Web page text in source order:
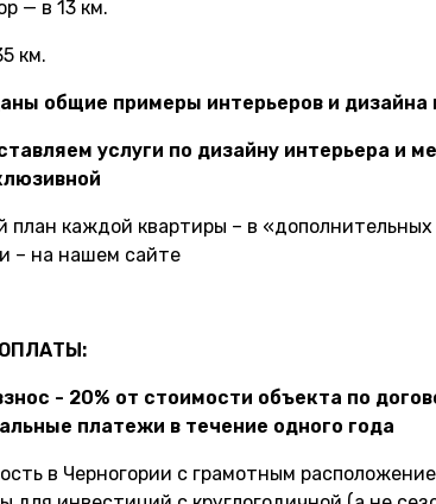
— в 13 км.
км.
общие примеры интерьеров и
услуги по дизайну интерьера и
план каждой квартиры – в
– на нашем сайте
- 20% от стоимости объекта по
платежи в течение одного года
в Черногории с грамотным